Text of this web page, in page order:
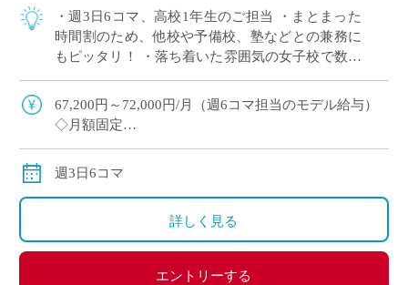
・週3日6コマ、高校1年生のご担当 ・まとまった
時間割のため、他校や予備校、塾などとの兼務に
もピッタリ！ ・落ち着いた雰囲気の女子校で数学
駅徒歩5分で通勤ラクラク ・E-St […]
67,200円～72,000円/月（週6コマ担当のモデル給与）
◇月額固定
週3日6コマ
詳しく見る
エントリーする